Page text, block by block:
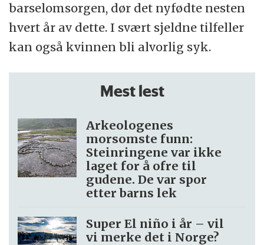
barselomsorgen, dør det nyfødte nesten
hvert år av dette. I svært sjeldne tilfeller
kan også kvinnen bli alvorlig syk.
Mest lest
Arkeologenes
morsomste funn:
Steinringene var ikke
laget for å ofre til
gudene. De var spor
etter barns lek
Super El niño i år – vil
vi merke det i Norge?